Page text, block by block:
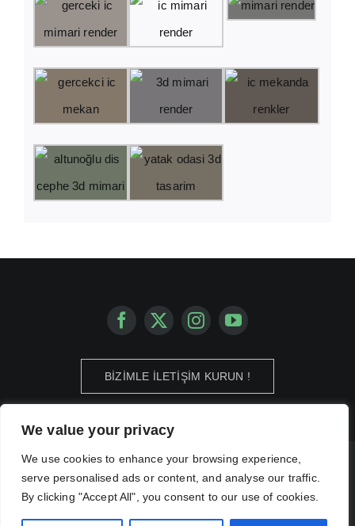
We value your privacy
We use cookies to enhance your browsing experience,
serve personalised ads or content, and analyse our traffic.
By clicking "Accept All", you consent to our use of cookies.
BİZİMLE İLETİŞİM KURUN !
© Copyright 2012 - 2026 | Avada Theme by ThemeFusion
| All Rights
Reserved | Powered by WordPress